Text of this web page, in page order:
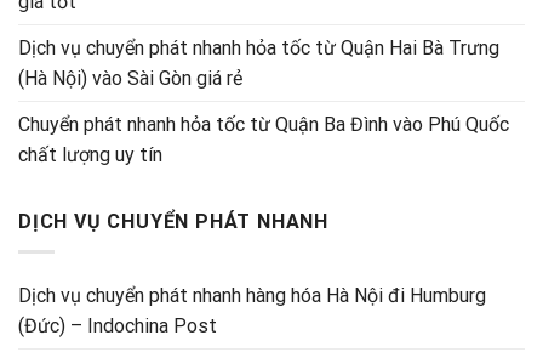
Dịch vụ chuyển phát nhanh hỏa tốc từ Quận Hai Bà Trưng
(Hà Nội) vào Sài Gòn giá rẻ
Chuyển phát nhanh hỏa tốc từ Quận Ba Đình vào Phú Quốc
chất lượng uy tín
DỊCH VỤ CHUYỂN PHÁT NHANH
Dịch vụ chuyển phát nhanh hàng hóa Hà Nội đi Humburg
(Đức) – Indochina Post